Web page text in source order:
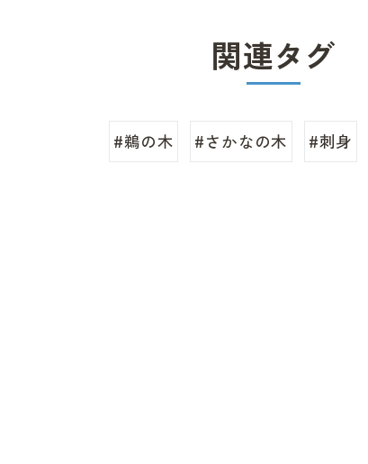
関連タグ
#鵜の木 #さかなの木 #刺身